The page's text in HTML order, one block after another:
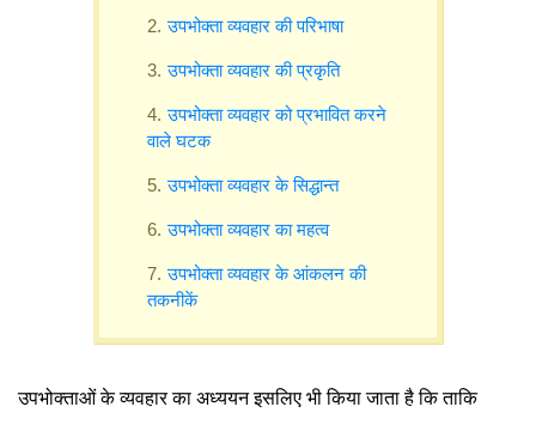
उपभोक्ता व्यवहार की परिभाषा
उपभोक्ता व्यवहार की प्रकृति
उपभोक्ता व्यवहार को प्रभावित करने
वाले घटक
उपभोक्ता व्यवहार के सिद्धान्त
उपभोक्ता व्यवहार का महत्व
उपभोक्ता व्यवहार के आंकलन की
तकनीकें
उपभोक्ताओं के व्यवहार का अध्ययन इसलिए भी किया जाता है कि ताकि